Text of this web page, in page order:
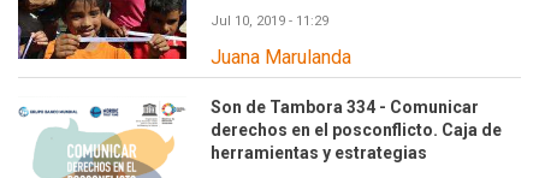
Jul 10, 2019 - 11:29
Juana Marulanda
Son de Tambora 334 - Comunicar
derechos en el posconflicto. Caja de
herramientas y estrategias